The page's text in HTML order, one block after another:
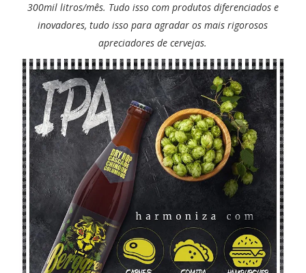
300mil litros/mês. Tudo isso com produtos diferenciados e
inovadores, tudo isso para agradar os mais rigorosos
apreciadores de cervejas.